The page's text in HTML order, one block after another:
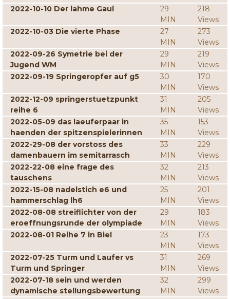
2022-10-10 Der lahme Gaul
29
MIN
218
Views
2022-10-03 Die vierte Phase
27
MIN
273
Views
2022-09-26 Symetrie bei der
Jugend WM
29
MIN
219
Views
2022-09-19 Springeropfer auf g5
30
MIN
170
Views
2022-12-09 springerstuetzpunkt
reihe 6
31
MIN
205
Views
2022-05-09 das laeuferpaar in
haenden der spitzenspielerinnen
35
MIN
153
Views
2022-29-08 der vorstoss des
damenbauern im semitarrasch
33
MIN
229
Views
2022-22-08 eine frage des
tauschens
32
MIN
213
Views
2022-15-08 nadelstich e6 und
hammerschlag lh6
25
MIN
201
Views
2022-08-08 streiflichter von der
eroeffnungsrunde der olympiade
29
MIN
183
Views
2022-08-01 Reihe 7 in Biel
23
MIN
173
Views
2022-07-25 Turm und Laufer vs
Turm und Springer
31
MIN
269
Views
2022-07-18 sein und werden
dynamische stellungsbewertung
32
MIN
299
Views